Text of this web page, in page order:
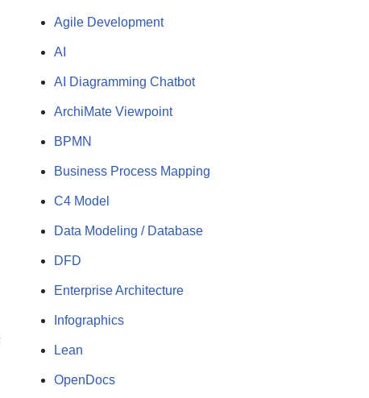
Agile Development
AI
AI Diagramming Chatbot
ArchiMate Viewpoint
BPMN
Business Process Mapping
C4 Model
Data Modeling / Database
DFD
Enterprise Architecture
Infographics
Lean
OpenDocs